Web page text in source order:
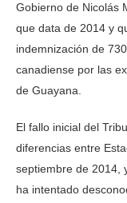
Gobierno de Nicolás
que data de 2014 y
indemnización de
canadiense por las
de Guayana.
El fallo inicial del
diferencias entre
septiembre de 2014,
ha intentado